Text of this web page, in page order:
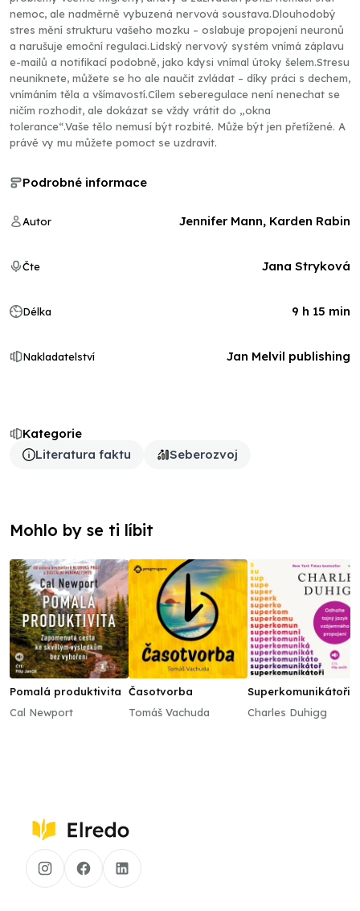
nemoc, ale nadměrně vybuzená nervová soustava.Dlouhodobý
stres mění strukturu vašeho mozku – oslabuje propojení neuronů
a narušuje emoční regulaci.Lidský nervový systém vnímá záplavu
e-mailů a notifikací podobně, jako kdysi vnímal útoky šelem.Stresu
neuniknete, můžete se ho ale naučit zvládat – díky práci s dechem,
vnímáním těla a všímavostí.Cílem seberegulace není nenechat se
ničím rozhodit, ale dokázat se vždy vrátit do „okna
tolerance“.Vaše tělo nemusí být rozbité. Může být jen přetížené. A
právě vy mu můžete pomoct se uzdravit.
Kategorie
Literatura faktu
Seberozvoj
Podrobné informace
Autor Jennifer Mann, Karden Rabin
Čte Jana Stryková
Délka 9 h 15 min
Nakladatelství Jan Melvil publishing
Mohlo by se ti líbit
Pomalá produktivita
Cal Newport
Časotvorba
Tomáš Vachuda
Superkomunikátoři
Charles Duhigg